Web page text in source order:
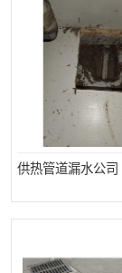
供热管道漏水公司